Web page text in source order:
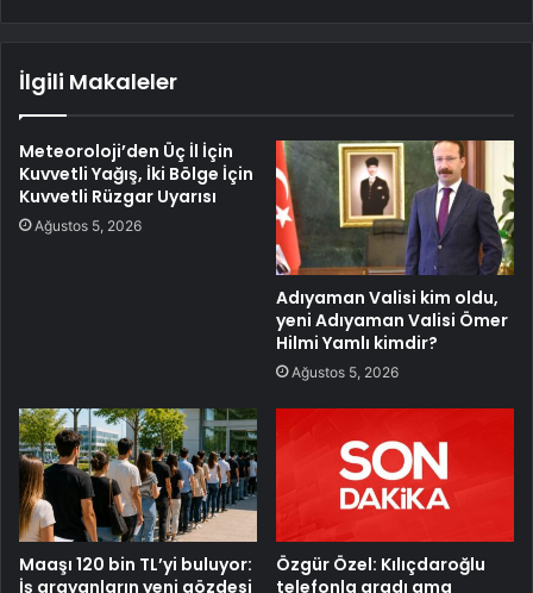
İlgili Makaleler
Meteoroloji’den Üç İl İçin
Kuvvetli Yağış, İki Bölge İçin
Kuvvetli Rüzgar Uyarısı
Ağustos 5, 2026
Adıyaman Valisi kim oldu,
yeni Adıyaman Valisi Ömer
Hilmi Yamlı kimdir?
Ağustos 5, 2026
Maaşı 120 bin TL’yi buluyor:
İş arayanların yeni gözdesi
Özgür Özel: Kılıçdaroğlu
telefonla aradı ama